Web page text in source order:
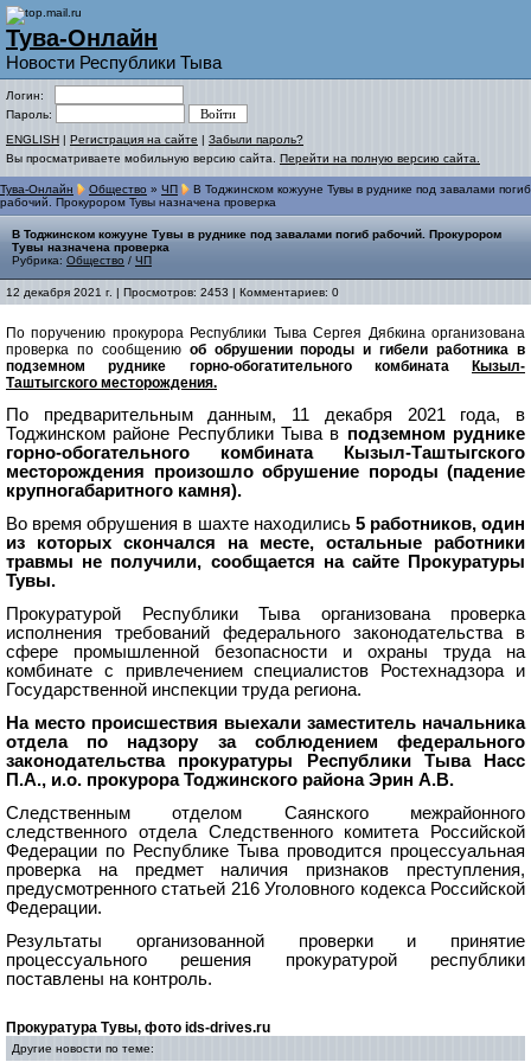
Тува-Онлайн
Новости Республики Тыва
Логин:
Пароль:
ENGLISH | Регистрация на сайте | Забыли пароль?
Вы просматриваете мобильную версию сайта. Перейти на полную версию сайта.
Тува-Онлайн Общество » ЧП
В Тоджинском кожууне Тувы в руднике под завалами погиб
рабочий. Прокурором Тувы назначена проверка
В Тоджинском кожууне Тувы в руднике под завалами погиб рабочий. Прокурором
Тувы назначена проверка
Рубрика: Общество / ЧП
12 декабря 2021 г. | Просмотров: 2453 | Комментариев: 0
По поручению прокурора Республики Тыва Сергея Дябкина организована
проверка по сообщению об обрушении породы и гибели работника в
подземном руднике горно-обогатительного комбината
Кызыл-
Таштыгского месторождения.
По предварительным данным, 11 декабря 2021 года, в
Тоджинском районе Республики Тыва в подземном руднике
горно-обогательного комбината Кызыл-Таштыгского
месторождения произошло обрушение породы (падение
крупногабаритного камня).
Во время обрушения в шахте находились5 работников, один
из которых скончался на месте, остальные работники
травмы не получили, сообщается на сайте Прокуратуры
Тувы.
Прокуратурой Республики Тыва организована проверка
исполнения требований федерального законодательства в
сфере промышленной безопасности и охраны труда на
комбинате с привлечением специалистов Ростехнадзора и
Государственной инспекции труда региона.
На место происшествия выехали заместитель начальника
отдела по надзору за соблюдением федерального
законодательства прокуратуры Республики Тыва Насс
П.А., и.о. прокурора Тоджинского района Эрин А.В.
Следственным отделом Саянского межрайонного
следственного отдела Следственного комитета Российской
Федерации по Республике Тыва проводится процессуальная
проверка на предмет наличия признаков преступления,
предусмотренного статьей 216 Уголовного кодекса Российской
Федерации.
Результаты организованной проверки и принятие
процессуального решения прокуратурой республики
поставлены на контроль.
Прокуратура Тувы, фото ids-drives.ru
Другие новости по теме: